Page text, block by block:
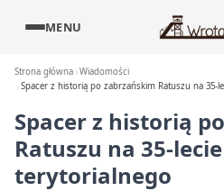
MENU
Strona główna Wiadomości
Spacer z historią po zabrzańskim Ratuszu na 35-
Spacer z historią
Ratuszu na 35-
terytorialnego